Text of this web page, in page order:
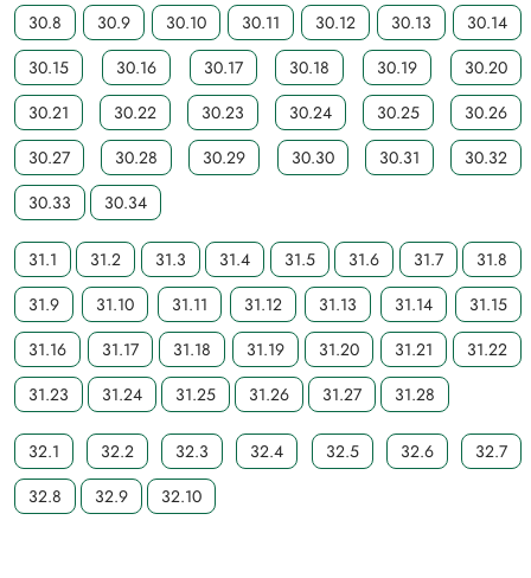
30.8
30.9 30.10 30.11 30.12 30.13
30.14
30.15
30.16 30.17 30.18 30.19
30.20
30.21
30.22 30.23 30.24 30.25
30.26
30.27
30.28 30.29 30.30 30.31
30.32
30.33
30.34
31.1 31.2 31.3 31.4 31.5 31.6 31.7
31.8
31.9
31.10 31.11 31.12 31.13 31.14
31.15
31.16
31.17 31.18 31.19 31.20 31.21
31.22
31.23
31.24 31.25 31.26 31.27 31.28
32.1 32.2 32.3 32.4 32.5 32.6
32.7
32.8
32.9 32.10